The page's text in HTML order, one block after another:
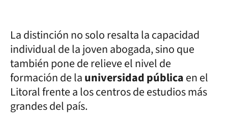
La distinción no solo resalta la capacidad
individual de la joven abogada, sino que
también pone de relieve el nivel de
formación de launiversidad públicaen el
Litoral frente a los centros de estudios más
grandes del país.